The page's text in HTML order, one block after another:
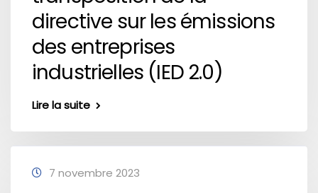
directive sur les émissions
des entreprises
industrielles (IED 2.0)
Lire la suite
7 novembre 2023